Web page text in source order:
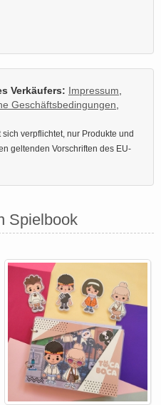
Verkäufers: Impressum
Geschäftsbedingungen
sich verpflichtet, nur Produkte und
geltenden Vorschriften des EU-
Spielbook